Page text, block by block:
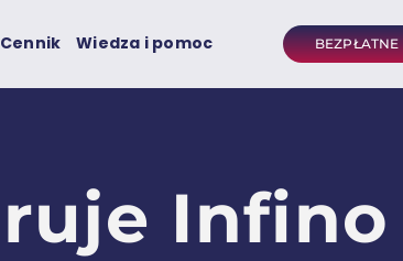
Cennik Wiedza i pomoc BEZPŁATNE
Infino